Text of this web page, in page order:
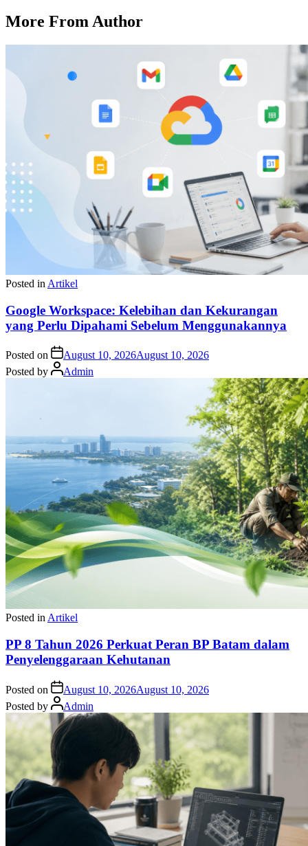
More From Author
Posted in Artikel
Google Workspace: Kelebihan dan Kekurangan
yang Perlu Dipahami Sebelum Menggunakannya
Posted on August 10, 2026August 10, 2026
Posted by
Admin
Posted inArtikel
PP 8 Tahun 2026 Perkuat Peran BP Batam dalam
Penyelenggaraan Kehutanan
Posted on August 10, 2026August 10, 2026
Posted by
Admin